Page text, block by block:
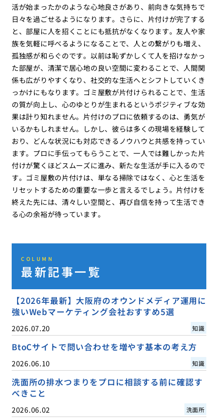
活が始まったかのような心地良さがあり、前向きな気持ちで
日々を過ごせるようになります。さらに、片付けが完了する
と、部屋に人を招くことにも抵抗がなくなります。友人や家
族を気軽に呼べるようになることで、人との繋がりも増え、
孤独感が和らぐのです。以前は恥ずかしくて人を招けなかっ
た部屋が、清潔で居心地の良い空間に変わることで、人間関
係も広がりやすくなり、社交的な生活へとシフトしていくき
っかけにもなります。ゴミ屋敷が片付けられることで、生活
の質が向上し、心のゆとりが生まれるというポジティブな効
果は計り知れません。片付けのプロに依頼するのは、勇気が
いるかもしれません。しかし、彼らは多くの現場を経験して
おり、どんな状況にも対応できるノウハウと共感を持ってい
ます。プロに手伝ってもらうことで、一人では難しかった片
付けが驚くほどスムーズに進み、新たな生活が手に入るので
す。ゴミ屋敷の片付けは、単なる掃除ではなく、心と生活を
リセットするための重要な一歩と言えるでしょう。片付けを
終えた先には、清々しい空間と、再び自信を持って生活でき
る心の余裕が待っています。
COLUMN
最新記事一覧
【2026年最新】大阪府のオウンドメディア運用に
強いWebマーケティング会社おすすめ5選
2026.07.20 知識
BtoCサイトで問い合わせを増やす基本の考え方
2026.06.10 知識
洗面所の排水つまりをプロに相談する前に確認す
べきこと
2026.06.02 洗面所